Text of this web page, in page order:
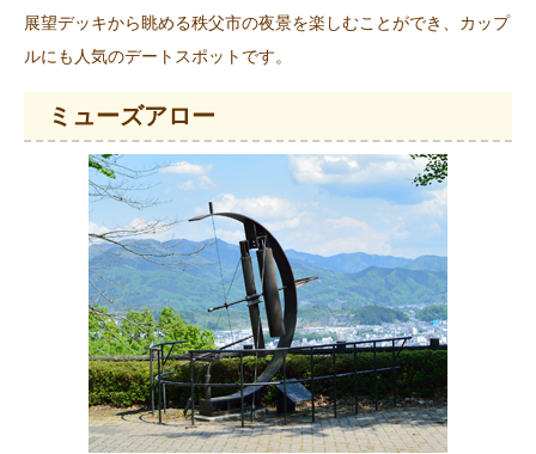
展望デッキから眺める秩父市の夜景を楽しむことができ、カップ
ルにも人気のデートスポットです。
ミューズアロー